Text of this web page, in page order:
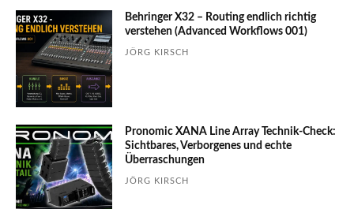
Behringer X32 – Routing endlich richtig
verstehen (Advanced Workflows 001)
JÖRG KIRSCH
Pronomic XANA Line Array Technik-Check:
Sichtbares, Verborgenes und echte
Überraschungen
JÖRG KIRSCH